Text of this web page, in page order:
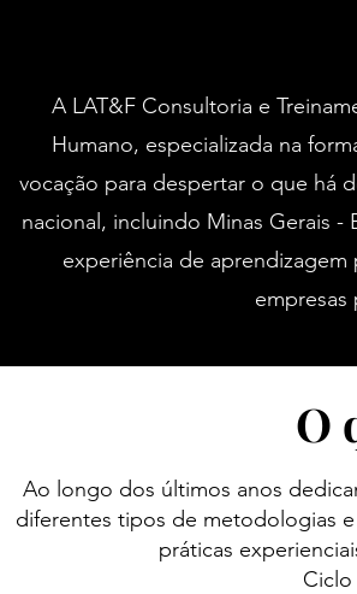
A LAT&F Consultoria e
Humano, especializada na
vocação para despertar o que há
nacional, incluindo Minas Gerais
experiência de
empresas
O
Ao longo dos últimos anos
diferentes tipos de metodologias
práticas
Ciclo